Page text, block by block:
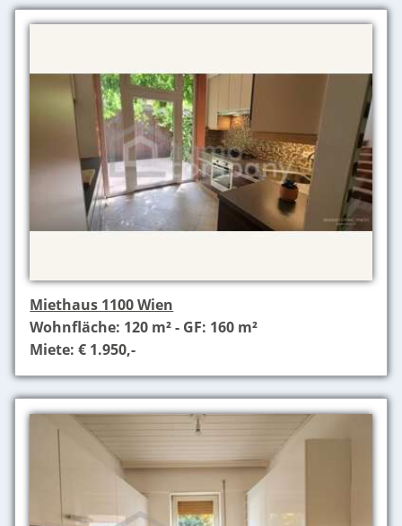
Miethaus 1100 Wien
Wohnfläche: 120 m² - GF: 160 m²
Miete: € 1.950,-